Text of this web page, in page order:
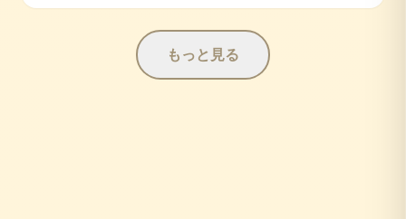
もっと見る